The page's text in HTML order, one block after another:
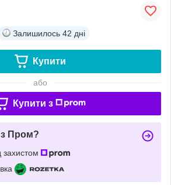
Залишилось 42 дні
Купити
або
Купити з
з Пром?
захистом